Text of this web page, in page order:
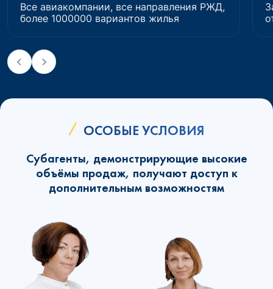
Все авиакомпании, все направления РЖД,
более 1000000 вариантов жилья
ОСОБЫЕ УСЛОВИЯ
Субагенты, демонстрирующие высокие
объёмы продаж, получают доступ к
дополнительным возможностям